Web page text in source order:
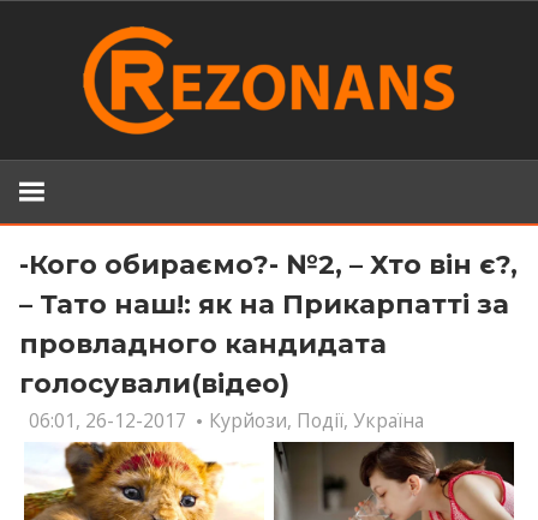
-Кого обираємо?- №2, – Хто він є?,
– Тато наш!: як на Прикарпатті за
провладного кандидата
голосували(відео)
06:01, 26-12-2017 Курйози, Події,Україна